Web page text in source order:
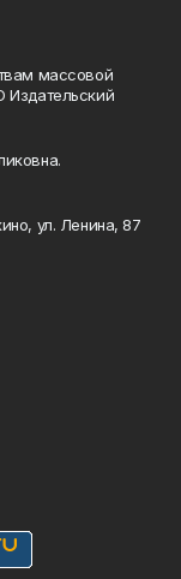
массовой
Издательский
ул. Ленина, 87